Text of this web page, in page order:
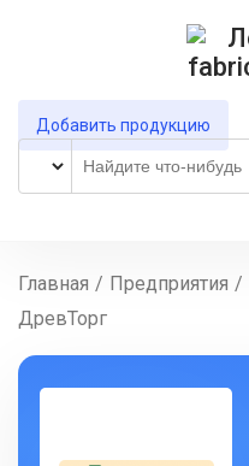
Добавить продукцию
Главная / Предприятия /
ДревТорг